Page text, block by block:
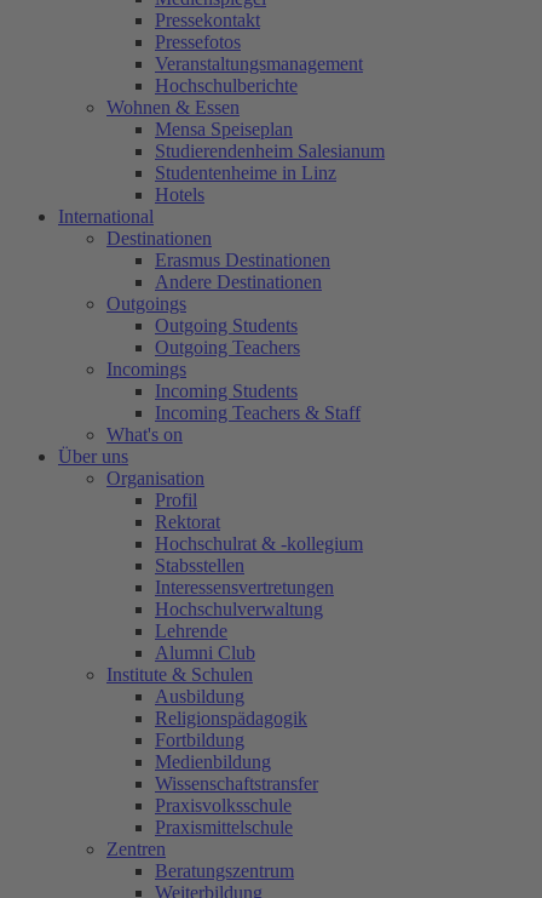
Pressekontakt
Pressefotos
Veranstaltungsmanagement
Hochschulberichte
Wohnen & Essen
Mensa Speiseplan
Studierendenheim Salesianum
Studentenheime in Linz
Hotels
International
Destinationen
Erasmus Destinationen
Andere Destinationen
Outgoings
Outgoing Students
Outgoing Teachers
Incomings
Incoming Students
Incoming Teachers & Staff
What's on
Über uns
Organisation
Profil
Rektorat
Hochschulrat & -kollegium
Stabsstellen
Interessensvertretungen
Hochschulverwaltung
Lehrende
Alumni Club
Institute & Schulen
Ausbildung
Religionspädagogik
Fortbildung
Medienbildung
Wissenschaftstransfer
Praxisvolksschule
Praxismittelschule
Zentren
Beratungszentrum
Weiterbildung